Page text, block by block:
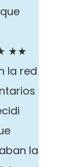
★★
la red
la